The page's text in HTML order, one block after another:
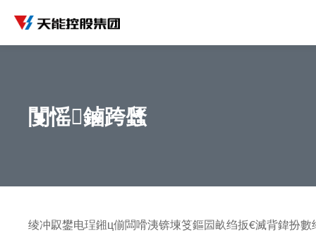
闅愮鏀跨瓥
绫冲叞鐢电珵鎺ц偂闆嗗洟锛堜笅鏂囩畝绉扳€滅背鍏扮